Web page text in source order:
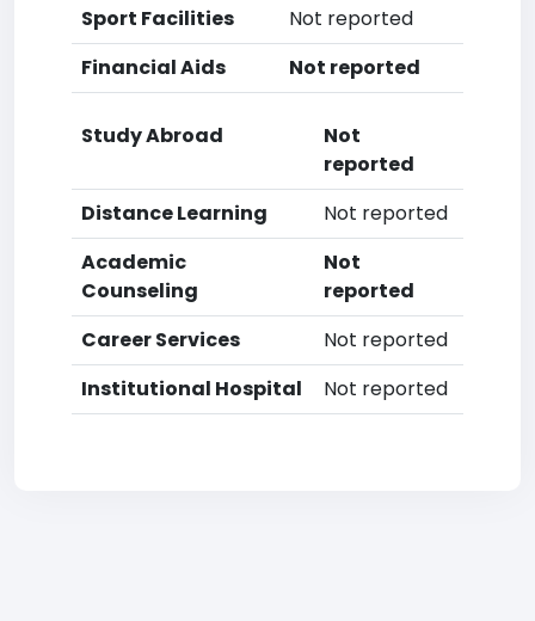
Sport Facilities
Not reported
Financial Aids
Not reported
Study Abroad
Not
reported
Distance Learning
Not reported
Academic
Counseling
Not
reported
Career Services
Not reported
Institutional Hospital
Not reported